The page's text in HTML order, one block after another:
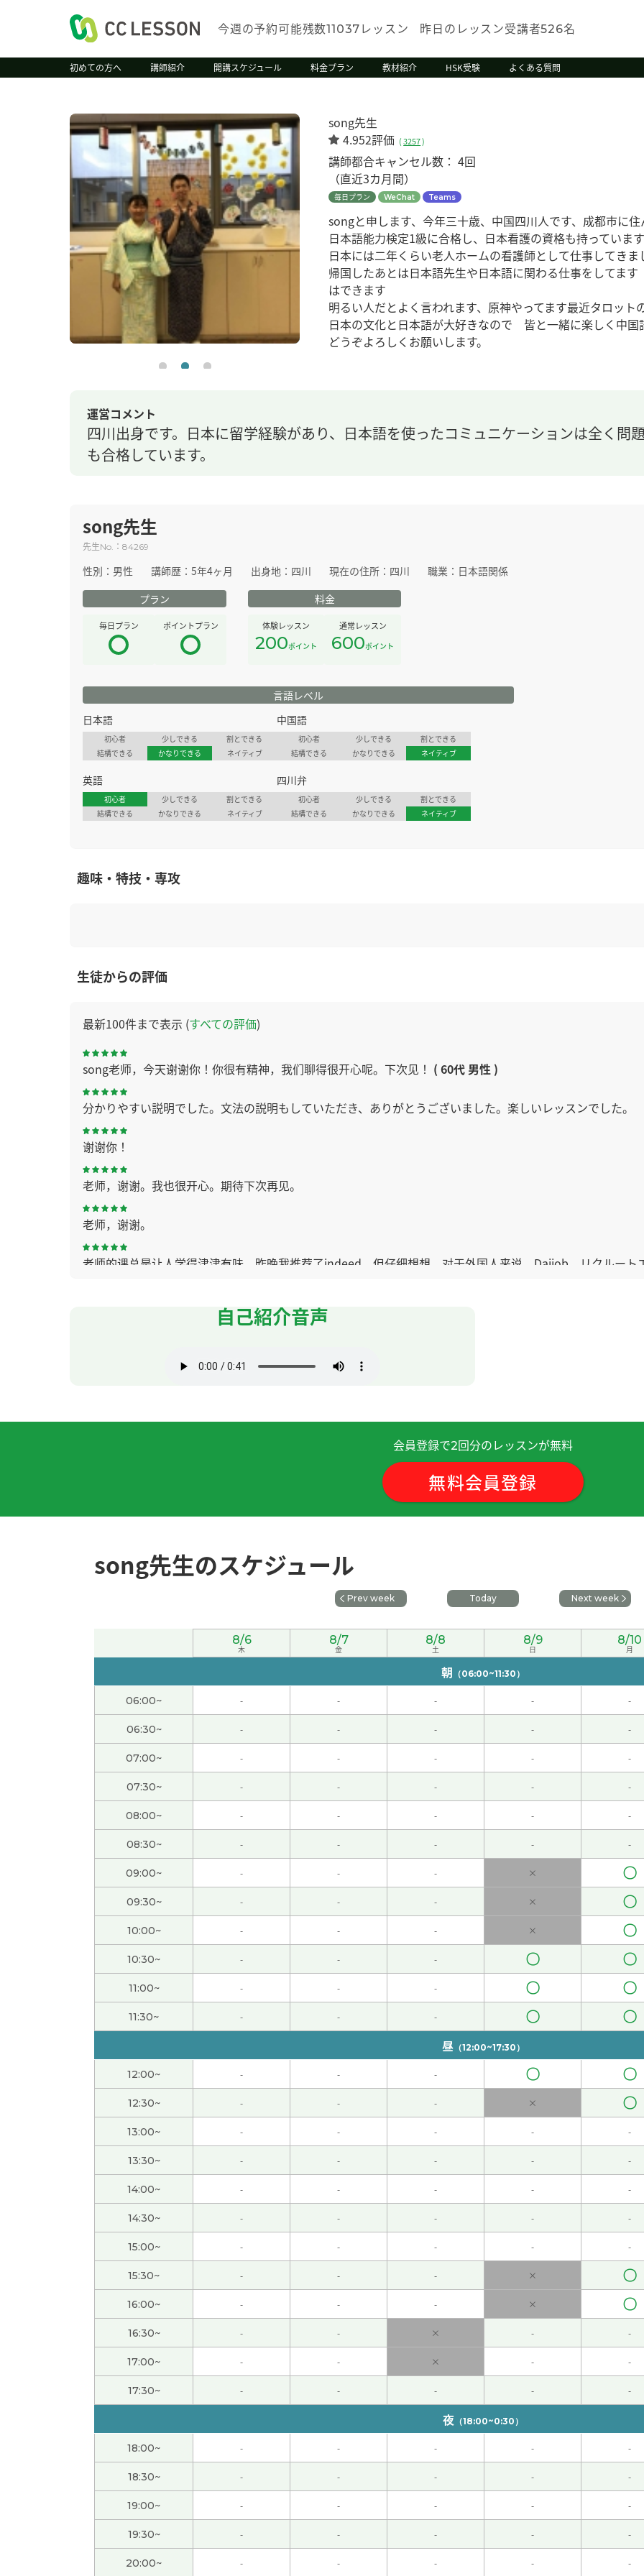
今週の予約可能残数11037 レッスン 昨日のレッスン受講者526名
初めての方へ 講師紹介 開講スケジュール 料金プラン 教材紹介 HSK受験 よくある質問
song先生
4.952評価 (3257)
講師都合キャンセル数： 4回
（直近3カ月間）
毎日プラン WeChat Teams
songと申します、今年三十歳、中国四川人です、成都市に住
日本語能力検定1級に合格し、日本看護の資格も持っています
日本には二年くらい老人ホームの看護師として仕事してきま
帰国したあとは日本語先生や日本語に関わる仕事をしてま
はできます
明るい人だとよく言われます、原神やってます最近タロット
日本の文化と日本語が大好きなので 皆と一緒に楽しく中
どうぞよろしくお願いします。
運営コメント
四川出身です。日本に留学経験があり、日本語を使ったコミュニケーションは全く問
も合格しています。
song先生
先生No. ： 84269
性別： 男性 講師歴： 5年4ヶ月 出身地： 四川 現在の住所： 四川 職業： 日本語関係
プラン
毎日プラン ポイントプラン
料金
体験レッスン
200ポイント
通常レッスン
600ポイント
言語レベル
日本語
初心者 少しできる
割とできる
結構できる
かなりできる ネイティブ
中国語
初心者 少しできる
割とできる
結構できる
かなりできる ネイティブ
英語
初心者 少しできる
割とできる
結構できる
かなりできる ネイティブ
四川弁
初心者 少しできる
割とできる
結構できる
かなりできる ネイティブ
趣味・特技・専攻
生徒からの評価
最新100件まで表示 (すべての評価)
song老师，今天谢谢你！你很有精神，我们聊得很开心呢。下次见！ ( 60代 男性 )
分かりやすい説明でした。文法の説明もしていただき、ありがとうございました。楽しいレッスンでした。
谢谢你！
老师，谢谢。我也很开心。期待下次再见。
老师，谢谢。
老师的课总是让人学得津津有味。昨晚我推荐了indeed，但仔细想想，对于外国人来说，Daijob、リクルー
老师，认识您很高兴，今天的上课很开心。我也期待下次见面。
老师，认识您很高兴，今天的上课很开心。我也期待下次见面。
( 男性 )
ありがとうございました。ピンインと発音がすぐに結びつく様にがんばります。( 50代 男性 )
Son老师 今日もレッスンありがとうございました。
単語をおぼえるコツは ① 書くこと ② まめに見ることですね 謝謝 ( 50代 女性 )
昨天也很高兴跟你聊天。昨天上课的时候其实我有点困， 以后我会尽量早点预约😄( 女性 )
这次跟老师学中文我也非常开心。 我发现用语音方式学习比视频能更容易集中，所以我以后有时候可能会用语
谢谢你的课。我选择各种各样的资料学习。下次也请多关照。 ( 50代 男性 )
谢谢你每次都给我上这么愉快的课。 这次我也受益匪浅。 我希望你的猫咪跟你妈妈生活幸福，也希望你能找
谢谢您给我上课，和您一起聊天我也很开心！下次见！
わかりやすいレッスンをありがとうございます。 予習復習をして早く会話できるようにしていきたいです。
スティッチのシャツかわいかったです！( 20代 男性 )
ありがとうございました！！ ( 20代 男性 )
ありがとうございました！( 20代 男性 )
楽しいレッスンどうもありがとうございました。( 70代 男性 )
在Teams上无法联系，但可以使用链接吗？ https://teams.microsoft.com/meet/
スコード: 6YD2kD3d
( 女性 )
非常感谢，老师这次也给了我上课。跟您学习汉语我很开心。通过跟老师说话我学到了很多词汇，语法和发音
会寂寞，这么好。下次也请多关照。
他是非常好老师，他的上课非常好！很开心了。他能说日语 我听不懂的话，他帮助我的理解。我想他的上课，
谢谢您的课。下次也请多关照。( 50代 男性 )
谢谢你的课。下次也请多关照。
とても丁寧に教えて頂いてありがとうございました。( 70代 男性 )
昨天辛苦了。我也跟你学习很开心。下次一定用ccroom吧。( 40代 女性 )
谢谢你帮我练习中文对话，希望很快再和你聊天。
いつも丁寧に教えていただきありがとうございます！
感谢你亲切愉快的课程。我很高兴能和你聊天。下次见。
とても楽しいレッスンでした！
感谢您一直以来的精彩课程。老师真的是很棒的人。
初めてでしたが、レッスンは楽しく受けられました。 ただ、レッスンの前半は機械のような音が ずーっと
自己紹介音声
会員登録で2回分のレッスンが無料
無料会員登録
song先生のスケジュール
Prev week Today Next week
8/6
木
8/7
金
8/8
土
8/9
日
8/10
月
朝 （06:00~11:30）
06:00~ - - - - -
06:30~ - - - - -
07:00~ - - - - -
07:30~ - - - - -
08:00~ - - - - -
08:30~ - - - - -
09:00~ - - - × 〇
09:30~ - - - × 〇
10:00~ - - - × 〇
10:30~ - - - 〇 〇
11:00~ - - - 〇 〇
11:30~ - - - 〇 〇
昼（12:00~17:30）
12:00~ - - - 〇 〇
12:30~ - - - × 〇
13:00~ - - - - -
13:30~ - - - - -
14:00~ - - - - -
14:30~ - - - - -
15:00~ - - - - -
15:30~ - - - × 〇
16:00~ - - - × 〇
16:30~ - - × - -
17:00~ - - × - -
17:30~ - - - - -
夜 （18:00~0:30）
18:00~ - - - - -
18:30~ - - - - -
19:00~ - - - - -
19:30~ - - - - -
20:00~ - - - - -